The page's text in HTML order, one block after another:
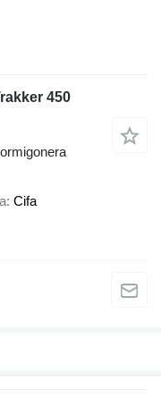
450
Cifa